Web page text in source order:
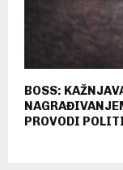
BOSS:
PROVODI